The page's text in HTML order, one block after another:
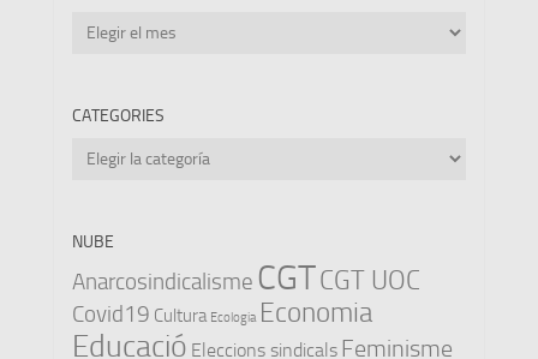
Arxius
CATEGORIES
Categories
NUBE
Anarcosindicalisme CGTCGT UOC
Covid19 Cultura Ecologia Economia
Educació Eleccions sindicals Feminisme